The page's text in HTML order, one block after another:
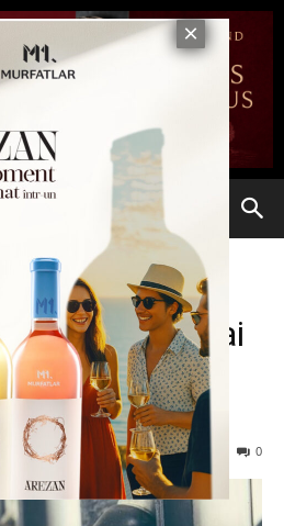
benzină mai
energiei,
0